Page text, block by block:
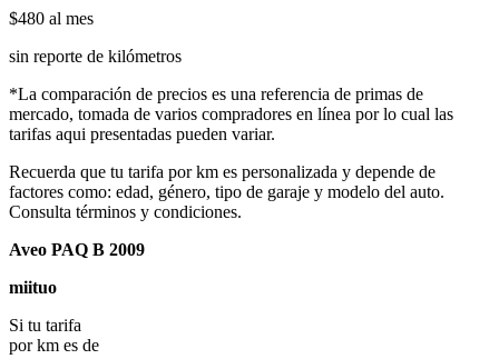
$480 al mes
sin reporte de kilómetros
*La comparación de precios es una referencia de primas de
mercado, tomada de varios compradores en línea por lo cual las
tarifas aqui presentadas pueden variar.
Recuerda que tu tarifa por km es personalizada y depende de
factores como: edad, género, tipo de garaje y modelo del auto.
Consulta términos y condiciones.
Aveo PAQ B 2009
miituo
Si tu tarifa
por km es de